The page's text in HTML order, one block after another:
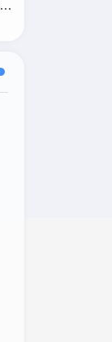
13732898